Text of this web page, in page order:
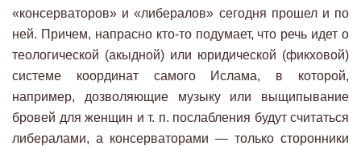
«консерваторов» и «либералов» сегодня прошел и по
ней. Причем, напрасно кто-то подумает, что речь идет о
теологической (акыдной) или юридической (фикховой)
системе координат самого Ислама, в которой,
например, дозволяющие музыку или выщипывание
бровей для женщин и т. п. послабления будут считаться
либералами, а консерваторами — только сторонники